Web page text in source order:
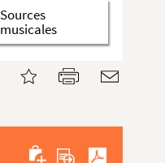
Sources
musicales